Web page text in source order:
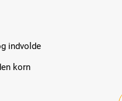
indvolde
korn